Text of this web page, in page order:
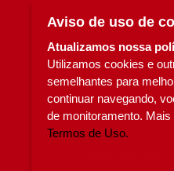
Editora da Unicamp
Aviso de uso de
Atualizamos nossa
Utilizamos cookies e
semelhantes para
continuar navegando,
de monitoramento.
Termos de Uso.